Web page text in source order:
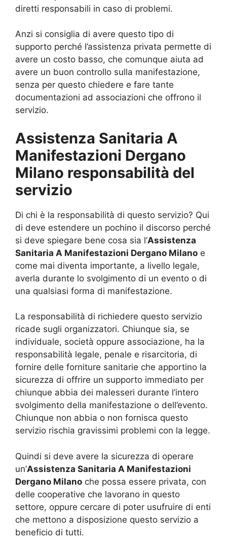
diretti responsabili in caso di problemi.
Anzi si consiglia di avere questo tipo di
supporto perché l’assistenza privata permette di
avere un costo basso, che comunque aiuta ad
avere un buon controllo sulla manifestazione,
senza per questo chiedere e fare tante
documentazioni ad associazioni che offrono il
servizio.
Assistenza Sanitaria A
Manifestazioni Dergano
Milano responsabilità del
servizio
Di chi è la responsabilità di questo servizio? Qui
di deve estendere un pochino il discorso perché
si deve spiegare bene cosa sia l’Assistenza
Sanitaria A Manifestazioni Dergano Milano e
come mai diventa importante, a livello legale,
averla durante lo svolgimento di un evento o di
una qualsiasi forma di manifestazione.
La responsabilità di richiedere questo servizio
ricade sugli organizzatori. Chiunque sia, se
individuale, società oppure associazione, ha la
responsabilità legale, penale e risarcitoria, di
fornire delle forniture sanitarie che apportino la
sicurezza di offrire un supporto immediato per
chiunque abbia dei malesseri durante l’intero
svolgimento della manifestazione o dell’evento.
Chiunque non abbia o non fornisca questo
servizio rischia gravissimi problemi con la legge.
Quindi si deve avere la sicurezza di operare
un’Assistenza Sanitaria A Manifestazioni
Dergano Milano che possa essere privata, con
delle cooperative che lavorano in questo
settore, oppure cercare di poter usufruire di enti
che mettono a disposizione questo servizio a
beneficio di tutti.